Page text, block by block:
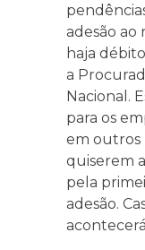
adesão ao
haja
a
Nacional.
para os
em outros
quiserem
pela
adesão.